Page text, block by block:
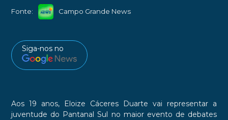
Fonte: Campo Grande News
Siga-nos no
Aos 19 anos, Eloize Cáceres Duarte vai representar a
juventude do Pantanal Sul no maior evento de debates